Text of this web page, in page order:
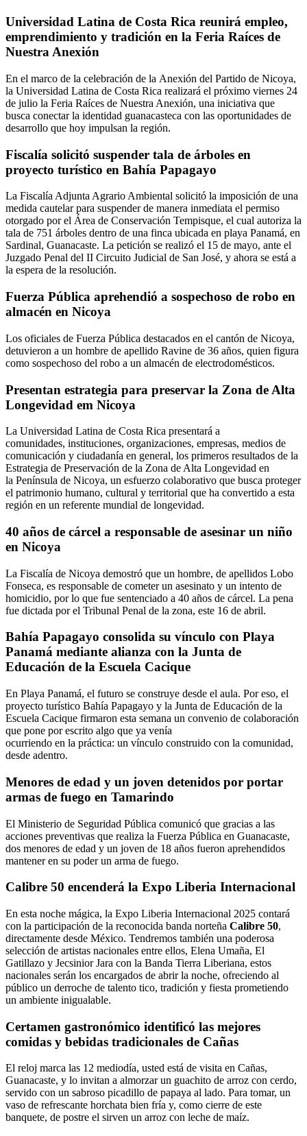
Universidad Latina de Costa Rica reunirá empleo,
emprendimiento y tradición en la Feria Raíces de
Nuestra Anexión
En el marco de la celebración de la Anexión del Partido de Nicoya,
la Universidad Latina de Costa Rica realizará el próximo viernes 24
de julio la Feria Raíces de Nuestra Anexión, una iniciativa que
busca conectar la identidad guanacasteca con las oportunidades de
desarrollo que hoy impulsan la región.
Fiscalía solicitó suspender tala de árboles en
proyecto turístico en Bahía Papagayo
La Fiscalía Adjunta Agrario Ambiental solicitó la imposición de una
medida cautelar para suspender de manera inmediata el permiso
otorgado por el Área de Conservación Tempisque, el cual autoriza la
tala de 751 árboles dentro de una finca ubicada en playa Panamá, en
Sardinal, Guanacaste. La petición se realizó el 15 de mayo, ante el
Juzgado Penal del II Circuito Judicial de San José, y ahora se está a
la espera de la resolución.
Fuerza Pública aprehendió a sospechoso de robo en
almacén en Nicoya
Los oficiales de Fuerza Pública destacados en el cantón de Nicoya,
detuvieron a un hombre de apellido Ravine de 36 años, quien figura
como sospechoso del robo a un almacén de electrodomésticos.
Presentan estrategia para preservar la Zona de Alta
Longevidad em Nicoya
La Universidad Latina de Costa Rica presentará a
comunidades, instituciones, organizaciones, empresas, medios de
comunicación y ciudadanía en general, los primeros resultados de la
Estrategia de Preservación de la Zona de Alta Longevidad en
la Península de Nicoya, un esfuerzo colaborativo que busca proteger
el patrimonio humano, cultural y territorial que ha convertido a esta
región en un referente mundial de longevidad.
40 años de cárcel a responsable de asesinar un niño
en Nicoya
La Fiscalía de Nicoya demostró que un hombre, de apellidos Lobo
Fonseca, es responsable de cometer un asesinato y un intento de
homicidio, por lo que fue sentenciado a 40 años de cárcel. La pena
fue dictada por el Tribunal Penal de la zona, este 16 de abril.
Bahía Papagayo consolida su vínculo con Playa
Panamá mediante alianza con la Junta de
Educación de la Escuela Cacique
En Playa Panamá, el futuro se construye desde el aula. Por eso, el
proyecto turístico Bahía Papagayo y la Junta de Educación de la
Escuela Cacique firmaron esta semana un convenio de colaboración
que pone por escrito algo que ya venía
ocurriendo en la práctica: un vínculo construido con la comunidad,
desde adentro.
Menores de edad y un joven detenidos por portar
armas de fuego en Tamarindo
El Ministerio de Seguridad Pública comunicó que gracias a las
acciones preventivas que realiza la Fuerza Pública en Guanacaste,
dos menores de edad y un joven de 18 años fueron aprehendidos
mantener en su poder un arma de fuego.
Calibre 50 encenderá la Expo Liberia Internacional
En esta noche mágica, la Expo Liberia Internacional 2025 contará
con la participación de la reconocida banda norteña Calibre 50,
directamente desde México. Tendremos también una poderosa
selección de artistas nacionales entre ellos, Elena Umaña, El
Gatillazo y Jecsinior Jara con la Banda Tierra Liberiana, estos
nacionales serán los encargados de abrir la noche, ofreciendo al
público un derroche de talento tico, tradición y fiesta prometiendo
un ambiente inigualable.
Certamen gastronómico identificó las mejores
comidas y bebidas tradicionales de Cañas
El reloj marca las 12 mediodía, usted está de visita en Cañas,
Guanacaste, y lo invitan a almorzar un guachito de arroz con cerdo,
servido con un sabroso picadillo de papaya al lado. Para tomar, un
vaso de refrescante horchata bien fría y, como cierre de este
banquete, de postre el sirven un arroz con leche de maíz.